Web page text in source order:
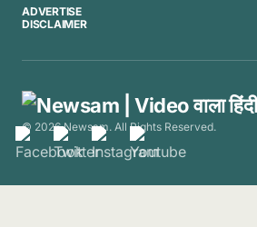
ADVERTISE
DISCLAIMER
© 2026 Newsam. All Rights Reserved.